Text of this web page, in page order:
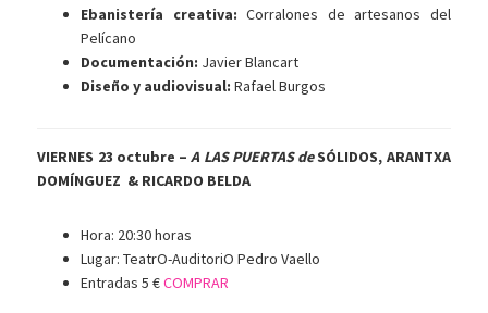
Ebanistería creativa:Corralones de artesanos del
Pelícano
Documentación: Javier Blancart
Diseño y audiovisual:Rafael Burgos
VIERNES 23 octubre –A LAS PUERTAS deSÓLIDOS, ARANTXA
DOMÍNGUEZ & RICARDO BELDA
Hora: 20:30 horas
Lugar: TeatrO-AuditoriO Pedro Vaello
Entradas 5 €COMPRAR